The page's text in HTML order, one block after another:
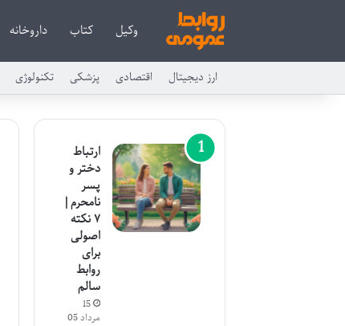
وکیل کتاب داروخانه
ارز دیجیتال اقتصادی پزشکی تکنولوژی
ارتباط
دختر و
پسر
نامحرم |
۷ نکته
اصولی
برای
روابط
سالم
15
مرداد 05